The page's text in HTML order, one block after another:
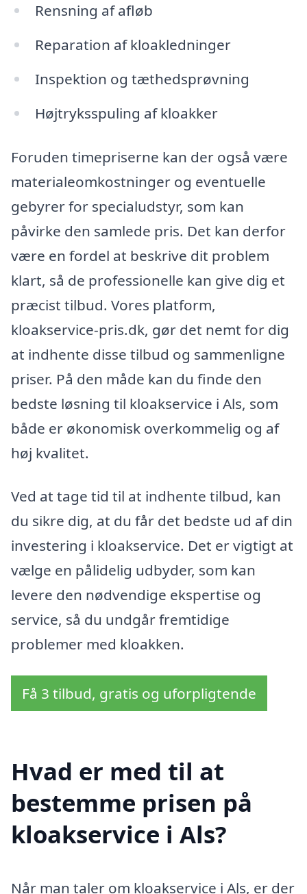
Rensning af afløb
Reparation af kloakledninger
Inspektion og tæthedsprøvning
Højtryksspuling af kloakker
Foruden timepriserne kan der også være
materialeomkostninger og eventuelle
gebyrer for specialudstyr, som kan
påvirke den samlede pris. Det kan derfor
være en fordel at beskrive dit problem
klart, så de professionelle kan give dig et
præcist tilbud. Vores platform,
kloakservice-pris.dk, gør det nemt for dig
at indhente disse tilbud og sammenligne
priser. På den måde kan du finde den
bedste løsning til kloakservice i Als, som
både er økonomisk overkommelig og af
høj kvalitet.
Ved at tage tid til at indhente tilbud, kan
du sikre dig, at du får det bedste ud af din
investering i kloakservice. Det er vigtigt at
vælge en pålidelig udbyder, som kan
levere den nødvendige ekspertise og
service, så du undgår fremtidige
problemer med kloakken.
Få 3 tilbud, gratis og uforpligtende
Hvad er med til at
bestemme prisen på
kloakservice i Als?
Når man taler om kloakservice i Als, er der